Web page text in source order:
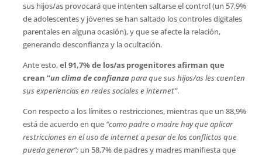
sus hijos/as provocará que intenten saltarse el control (un 57,9%
de adolescentes y jóvenes se han saltado los controles digitales
parentales en alguna ocasión), y que se afecte la relación,
generando desconfianza y la ocultación.
Ante esto,el 91,7% de los/as progenitores afirman que
crean “un clima de confianzapara que sus hijos/as les cuenten
sus experiencias en redes sociales e internet”.
Con respecto a los límites o restricciones, mientras que un 88,9%
está de acuerdo en que “como padre o madre hay que aplicar
restricciones en el uso de internet a pesar de los conflictos que
pueda generar”; un 58,7% de padres y madres manifiesta que